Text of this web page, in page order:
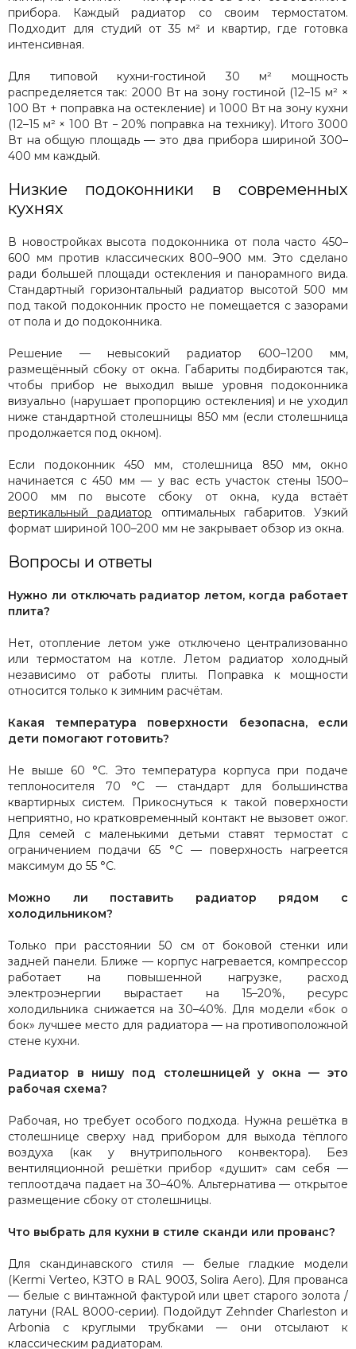
прибора. Каждый радиатор со своим термостатом.
Подходит для студий от 35 м² и квартир, где готовка
интенсивная.
Для типовой кухни-гостиной 30 м² мощность
распределяется так: 2000 Вт на зону гостиной (12–15 м² ×
100 Вт + поправка на остекление) и 1000 Вт на зону кухни
(12–15 м² × 100 Вт − 20% поправка на технику). Итого 3000
Вт на общую площадь — это два прибора шириной 300–
400 мм каждый.
Низкие подоконники в современных
кухнях
В новостройках высота подоконника от пола часто 450–
600 мм против классических 800–900 мм. Это сделано
ради большей площади остекления и панорамного вида.
Стандартный горизонтальный радиатор высотой 500 мм
под такой подоконник просто не помещается с зазорами
от пола и до подоконника.
Решение — невысокий радиатор 600–1200 мм,
размещённый сбоку от окна. Габариты подбираются так,
чтобы прибор не выходил выше уровня подоконника
визуально (нарушает пропорцию остекления) и не уходил
ниже стандартной столешницы 850 мм (если столешница
продолжается под окном).
Если подоконник 450 мм, столешница 850 мм, окно
начинается с 450 мм — у вас есть участок стены 1500–
2000 мм по высоте сбоку от окна, куда встаёт
вертикальный радиатор оптимальных габаритов. Узкий
формат шириной 100–200 мм не закрывает обзор из окна.
Вопросы и ответы
Нужно ли отключать радиатор летом, когда работает
плита?
Нет, отопление летом уже отключено централизованно
или термостатом на котле. Летом радиатор холодный
независимо от работы плиты. Поправка к мощности
относится только к зимним расчётам.
Какая температура поверхности безопасна, если
дети помогают готовить?
Не выше 60 °C. Это температура корпуса при подаче
теплоносителя 70 °C — стандарт для большинства
квартирных систем. Прикоснуться к такой поверхности
неприятно, но кратковременный контакт не вызовет ожог.
Для семей с маленькими детьми ставят термостат с
ограничением подачи 65 °C — поверхность нагреется
максимум до 55 °C.
Можно ли поставить радиатор рядом с
холодильником?
Только при расстоянии 50 см от боковой стенки или
задней панели. Ближе — корпус нагревается, компрессор
работает на повышенной нагрузке, расход
электроэнергии вырастает на 15–20%, ресурс
холодильника снижается на 30–40%. Для модели «бок о
бок» лучшее место для радиатора — на противоположной
стене кухни.
Радиатор в нишу под столешницей у окна — это
рабочая схема?
Рабочая, но требует особого подхода. Нужна решётка в
столешнице сверху над прибором для выхода тёплого
воздуха (как у внутрипольного конвектора). Без
вентиляционной решётки прибор «душит» сам себя —
теплоотдача падает на 30–40%. Альтернатива — открытое
размещение сбоку от столешницы.
Что выбрать для кухни в стиле сканди или прованс?
Для скандинавского стиля — белые гладкие модели
(Kermi Verteo, КЗТО в RAL 9003, Solira Aero). Для прованса
— белые с винтажной фактурой или цвет старого золота /
латуни (RAL 8000-серии). Подойдут Zehnder Charleston и
Arbonia с круглыми трубками — они отсылают к
классическим радиаторам.